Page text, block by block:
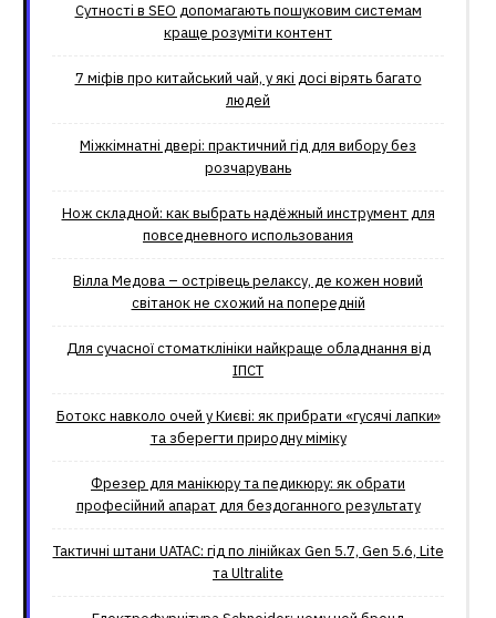
Сутності в SEO допомагають пошуковим системам
краще розуміти контент
7 міфів про китайський чай, у які досі вірять багато
людей
Міжкімнатні двері: практичний гід для вибору без
розчарувань
Нож складной: как выбрать надёжный инструмент для
повседневного использования
Вілла Медова – острівець релаксу, де кожен новий
світанок не схожий на попередній
Для сучасної стоматклініки найкраще обладнання від
ІПСТ
Ботокс навколо очей у Києві: як прибрати «гусячі лапки»
та зберегти природну міміку
Фрезер для манікюру та педикюру: як обрати
професійний апарат для бездоганного результату
Тактичні штани UATAC: гід по лінійках Gen 5.7, Gen 5.6, Lite
та Ultralite